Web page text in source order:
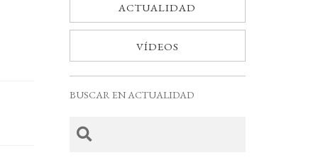
ACTUALIDAD
VÍDEOS
BUSCAR EN ACTUALIDAD